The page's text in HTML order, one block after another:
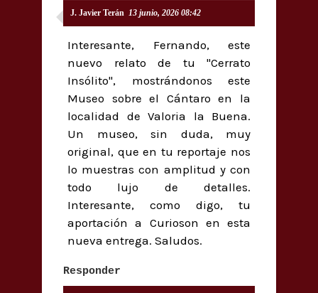
J. Javier Terán 13 junio, 2026 08:42
Interesante, Fernando, este
nuevo relato de tu "Cerrato
Insólito", mostrándonos este
Museo sobre el Cántaro en la
localidad de Valoria la Buena.
Un museo, sin duda, muy
original, que en tu reportaje nos
lo muestras con amplitud y con
todo lujo de detalles.
Interesante, como digo, tu
aportación a Curioson en esta
nueva entrega. Saludos.
Responder